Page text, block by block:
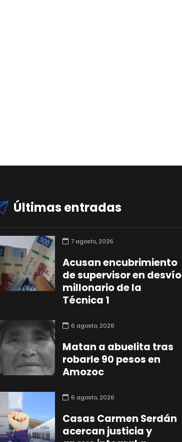
Últimas entradas
7 agosto, 2026
Acusan encubrimiento
de supervisor en desvío
millonario de la
Técnica 1
6 agosto, 2026
Matan a abuelita tras
robarle 90 pesos en
Amozoc
6 agosto, 2026
Casas Carmen Serdán
acercan justicia y